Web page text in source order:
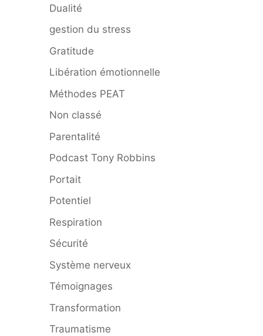
Dualité
gestion du stress
Gratitude
Libération émotionnelle
Méthodes PEAT
Non classé
Parentalité
Podcast Tony Robbins
Portait
Potentiel
Respiration
Sécurité
Système nerveux
Témoignages
Transformation
Traumatisme